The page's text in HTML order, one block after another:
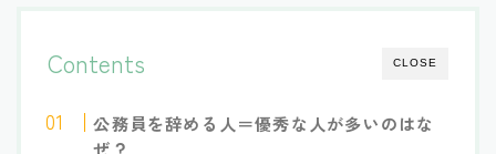
CLOSE
Contents
公務員を辞める人＝優秀な人が多いのはな
ぜ？